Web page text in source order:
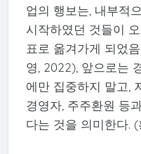
업의 행보는, 내부적
시작하였던 것들이
표로 옮겨가게 되었
영, 2022), 앞으로는
에만 집중하지 말고,
경영자, 주주환원 등
다는 것을 의미한다.